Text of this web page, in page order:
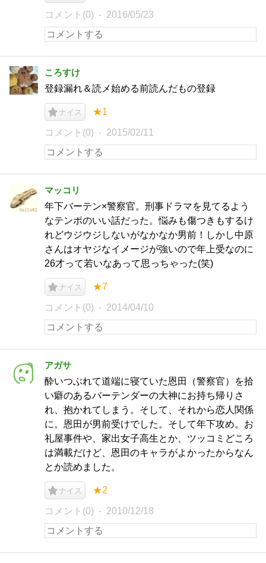
コメント(0) 2016/05/23
ころすけ
登録漏れ＆読メ始める前読んだもの登録
ナイス ★1
コメント(0) 2015/02/11
マッコリ
年下バーテン×警察官。刑事ドラマを見てるよう
なテンポのいい話だった。悩みも傷つきもするけ
れどウジウジしないがなかなか男前！しかし中原
さんはオヤジなイメージが強いので年上受なのに
26才って若いなあって思っちゃった(笑)
ナイス ★7
コメント(0) 2014/04/10
アガサ
酔いつぶれて道端に寝ていた恩田（警察官）を拾
い癖のあるバーテンダーの大神にお持ち帰りさ
れ、抱かれてしまう。そして、それから恋人関係
に。恩田が男前受けでした。そして年下攻め。お
礼屋事件や、家出女子高生とか、ツッコミどころ
は満載だけど、恩田のキャラがよかったからなん
とか読めました。
ナイス ★2
コメント(0) 2010/12/18